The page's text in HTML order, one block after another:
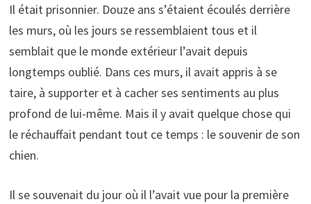
Il était prisonnier. Douze ans s’étaient écoulés derrière
les murs, où les jours se ressemblaient tous et il
semblait que le monde extérieur l’avait depuis
longtemps oublié. Dans ces murs, il avait appris à se
taire, à supporter et à cacher ses sentiments au plus
profond de lui-même. Mais il y avait quelque chose qui
le réchauffait pendant tout ce temps : le souvenir de son
chien.
Il se souvenait du jour où il l’avait vue pour la première